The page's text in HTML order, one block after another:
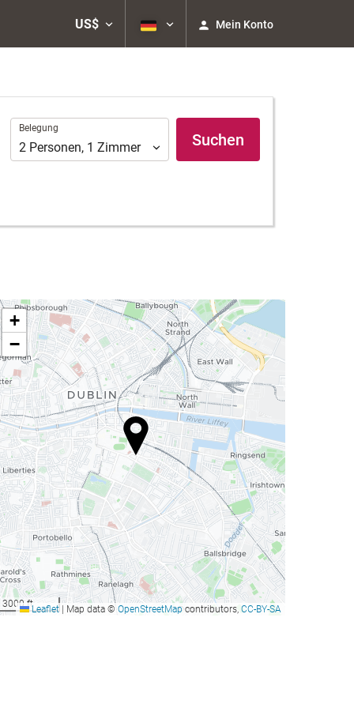
US$ Mein Konto
Belegung
Belegung
2 Personen, 1 Zimmer Suchen
+
−
3000 ftLeaflet Map data © OpenStreetMapcontributors, CC-BY-SA